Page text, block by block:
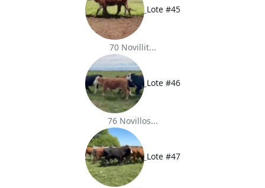
Lote #45
70 Novillit...
Lote #46
76 Novillos...
Lote #47